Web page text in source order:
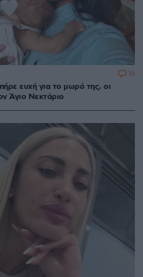
ευχή για το μωρό της, οι
Άγιο Νεκτάριο
10